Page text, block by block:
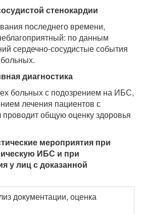
стенокардии
последнего времени,
по данным
сердечно-сосудистые события
диагностика
больных с подозрением на ИБС,
лечения пациентов с
общую оценку здоровья
мероприятия при
ИБС и при
у лиц с доказанной
документации, оценка